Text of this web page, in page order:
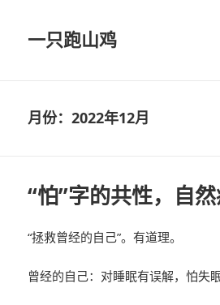
一只跑山鸡
月份：2022年12月
“怕”字的共性，自
“拯救曾经的自己”。有道理。
曾经的自己：对睡眠有误解，怕失眠